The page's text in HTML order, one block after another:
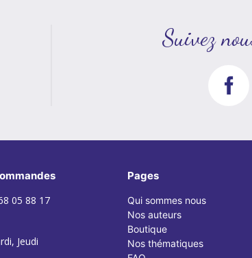
Suivez
05 88 17
Jeudi
Pages
Qui sommes nous
Nos auteurs
Boutique
Nos thématiques